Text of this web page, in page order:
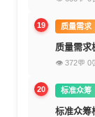
19 质量需求
质量需求
👁 372💬 0
20 标准众筹
标准众筹